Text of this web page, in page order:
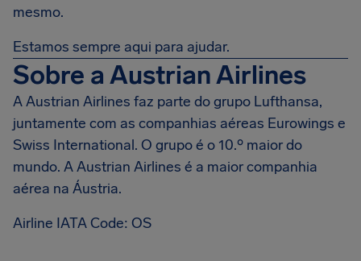
mesmo.
Estamos sempre aqui para ajudar.
Sobre a Austrian Airlines
A Austrian Airlines faz parte do grupo Lufthansa,
juntamente com as companhias aéreas Eurowings e
Swiss International. O grupo é o 10.º maior do
mundo. A Austrian Airlines é a maior companhia
aérea na Áustria.
Airline IATA Code: OS